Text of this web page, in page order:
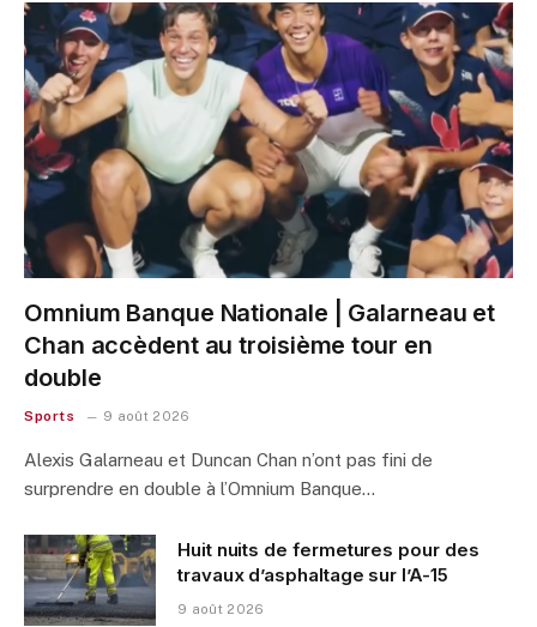
Omnium Banque Nationale | Galarneau et
Chan accèdent au troisième tour en
double
Sports 9 août 2026
Alexis Galarneau et Duncan Chan n’ont pas fini de
surprendre en double à l’Omnium Banque…
Huit nuits de fermetures pour des
travaux d’asphaltage sur l’A-15
9 août 2026